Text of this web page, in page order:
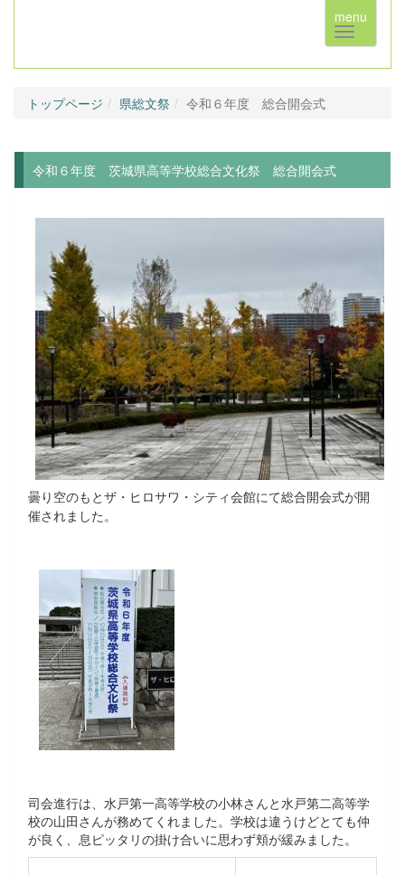
menu
トップページ 県総文祭 令和６年度 総合開会式
令和６年度 茨城県高等学校総合文化祭 総合開会式
曇り空のもとザ・ヒロサワ・シティ会館にて総合開会式が開
催されました。
司会進行は、水戸第一高等学校の小林さんと水戸第二高等学
校の山田さんが務めてくれました。学校は違うけどとても仲
が良く、息ピッタリの掛け合いに思わず頬が緩みました。